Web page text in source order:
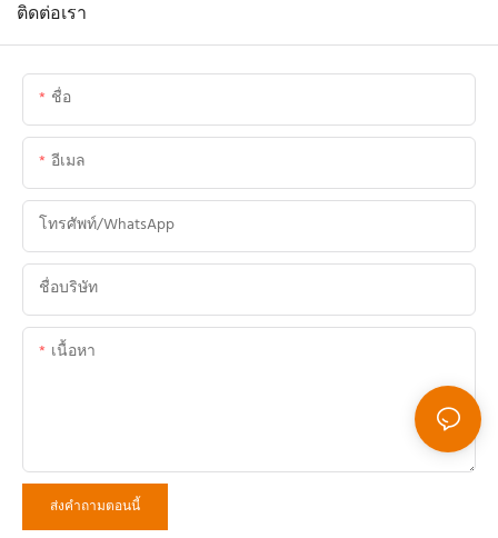
ติดต่อเรา
ชื่อ
อีเมล
โทรศัพท์/WhatsApp
ชื่อบริษัท
เนื้อหา
ส่งคำถามตอนนี้